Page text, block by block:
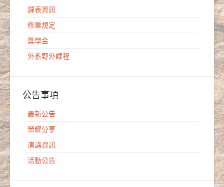
課表資訊
修業規定
獎學金
外系野外課程
公告事項
最新公告
榮耀分享
演講資訊
活動公告